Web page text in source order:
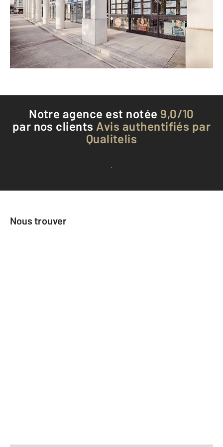
Envoyer un message
Téléphoner à l'agence
Notre agence est notée 9,0/10
par nos clients Avis authentifiés par
Qualitelis
Voir tous les avis clients
Nous trouver